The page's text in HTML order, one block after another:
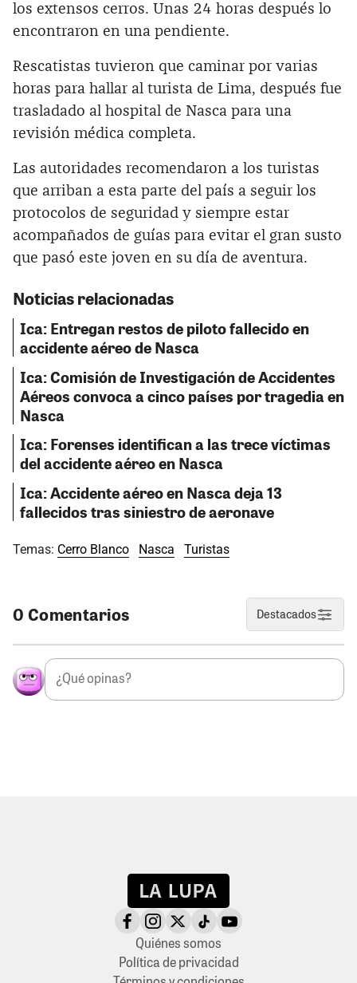
los extensos cerros. Unas 24 horas después lo
encontraron en una pendiente.
Rescatistas tuvieron que caminar por varias
horas para hallar al turista de Lima, después fue
trasladado al hospital de Nasca para una
revisión médica completa.
Las autoridades recomendaron a los turistas
que arriban a esta parte del país a seguir los
protocolos de seguridad y siempre estar
acompañados de guías para evitar el gran susto
que pasó este joven en su día de aventura.
Noticias relacionadas
Ica: Entregan restos de piloto fallecido en
accidente aéreo de Nasca
Ica: Comisión de Investigación de Accidentes
Aéreos convoca a cinco países por tragedia en
Nasca
Ica: Forenses identifican a las trece víctimas
del accidente aéreo en Nasca
Ica: Accidente aéreo en Nasca deja 13
fallecidos tras siniestro de aeronave
Temas: Cerro Blanco Nasca Turistas
0 Comentarios Destacados
Quiénes somos
Política de privacidad